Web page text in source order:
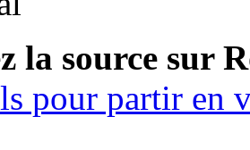
la source sur
pour partir en